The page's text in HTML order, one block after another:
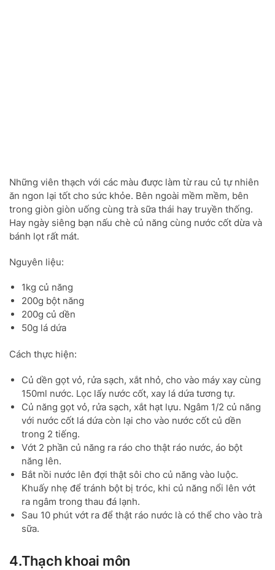
Những viên thạch với các màu được làm từ rau củ tự nhiên
ăn ngon lại tốt cho sức khỏe. Bên ngoài mềm mềm, bên
trong giòn giòn uống cùng trà sữa thái hay truyền thống.
Hay ngày siêng bạn nấu chè củ năng cùng nước cốt dừa và
bánh lọt rất mát.
Nguyên liệu:
1kg củ năng
200g bột năng
200g củ dền
50g lá dứa
Cách thực hiện:
Củ dền gọt vỏ, rửa sạch, xắt nhỏ, cho vào máy xay cùng
150ml nước. Lọc lấy nước cốt, xay lá dứa tương tự.
Củ năng gọt vỏ, rửa sạch, xắt hạt lựu. Ngâm 1/2 củ năng
với nước cốt lá dứa còn lại cho vào nước cốt củ dền
trong 2 tiếng.
Vớt 2 phần củ năng ra ráo cho thật ráo nước, áo bột
năng lên.
Bắt nồi nước lên đợi thật sôi cho củ năng vào luộc.
Khuấy nhẹ để tránh bột bị tróc, khi củ năng nổi lên vớt
ra ngâm trong thau đá lạnh.
Sau 10 phút vớt ra để thật ráo nước là có thể cho vào trà
sữa.
4.Thạch khoai môn